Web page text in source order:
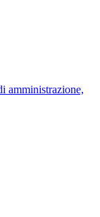
amministrazione,